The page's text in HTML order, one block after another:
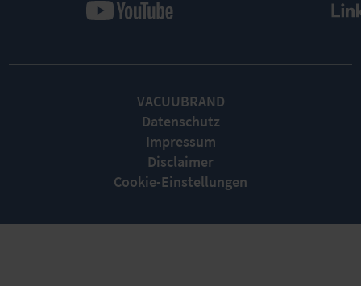
VACUUBRAND
Datenschutz
Impressum
Disclaimer
Cookie-Einstellungen